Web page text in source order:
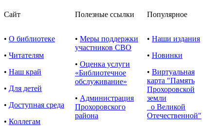
Сайт Полезные ссылки Популярное
• О библиотеке
• Читателям
• Наш край
• Для детей
• Доступная среда
• Коллегам
• Меры поддержки
участников СВО
• Оценка услуги
«Библиотечное
обслуживание»
• Администрация
Прохоровского
района
• Наши издания
• Новинки
• Виртуальная
карта "Память
Прохоровской
земли
о Великой
Отечественной"